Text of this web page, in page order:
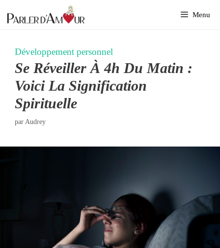
au
Menu
Développement personnel
Se Réveiller À 4h Du Matin :
Voici La Signification
Spirituelle
par Audrey